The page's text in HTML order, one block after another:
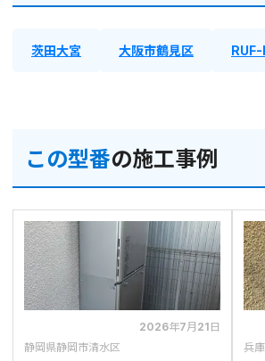
茨田大宮 大阪市鶴見区
この型番の施工事例
2026年7月21日
静岡県静岡市清水区
兵